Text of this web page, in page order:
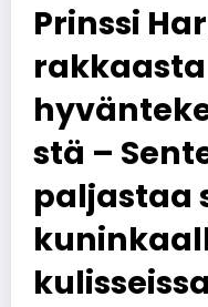
Prinssi
rakkaasta
stä –
paljastaa
kulisseissa